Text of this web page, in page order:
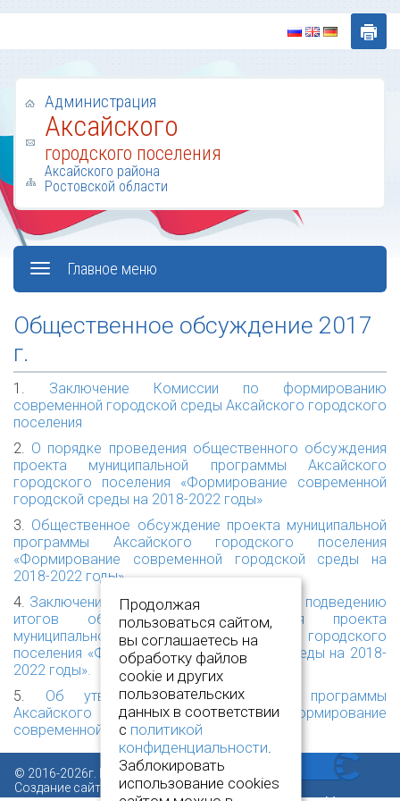
Администрация
Аксайского
городского поселения
Аксайского района
Ростовской области
Главное меню
Общественное обсуждение 2017
г.
1. Заключение Комиссии по формированию
современной городской среды Аксайского городского
поселения
2. О порядке проведения общественного обсуждения
проекта муниципальной программы Аксайского
городского поселения «Формирование современной
городской среды на 2018-2022 годы»
3. Общественное обсуждение проекта муниципальной
программы Аксайского городского поселения
«Формирование современной городской среды на
2018-2022 годы»
4. Заключение общественной комиссии по подведению
итогов общественного обсуждения проекта
муниципальной программы Аксайского городского
поселения «Формирование городского среды на 2018-
2022 годы».
5. Об утверждении муниципальной программы
Аксайского городского поселения «Формирование
современной городской среды»
© 2016-2026г. Все права защищены.
Создание сайта:
www.novcit.ru
Продолжая
пользоваться сайтом,
вы соглашаетесь на
обработку файлов
cookie и других
пользовательских
данных в соответствии
с политикой
конфиденциальности.
Заблокировать
использование cookies